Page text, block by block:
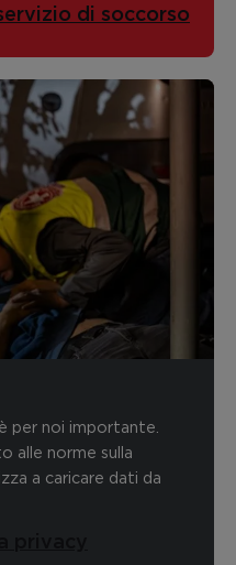
di soccorso
per noi importante.
alle norme sulla
a caricare dati da